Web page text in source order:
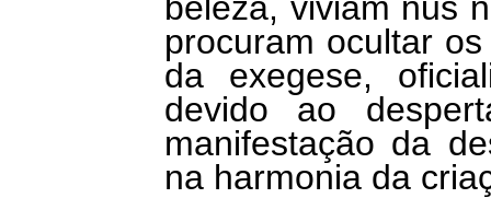
procuram ocultar
da exegese,
devido ao
manifestação da
na harmonia da